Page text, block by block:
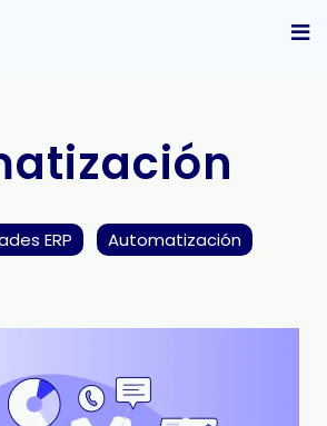
ERP Automatización